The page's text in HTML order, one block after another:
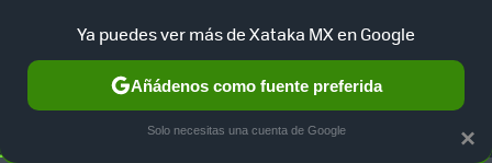
SELECCIÓN GAMING HOME AUTO TERRITORIO
×
Ya puedes ver más de Xataka MX en Google
Añádenos como fuente preferida
Solo necesitas una cuenta de Google